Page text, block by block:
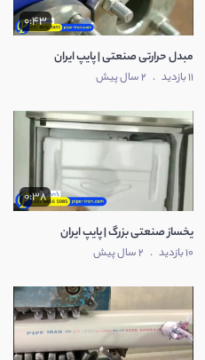
0:43
مبدل حرارتی صنعتی | پایپ ایران
11 بازدید . 2 سال پیش
0:38
یخساز صنعتی بزرگ | پایپ ایران
10 بازدید . 2 سال پیش